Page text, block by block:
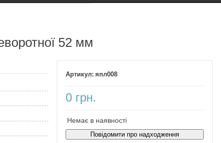
52 мм
япл008
0 грн.
Немає в наявності
Повідомити про надходження